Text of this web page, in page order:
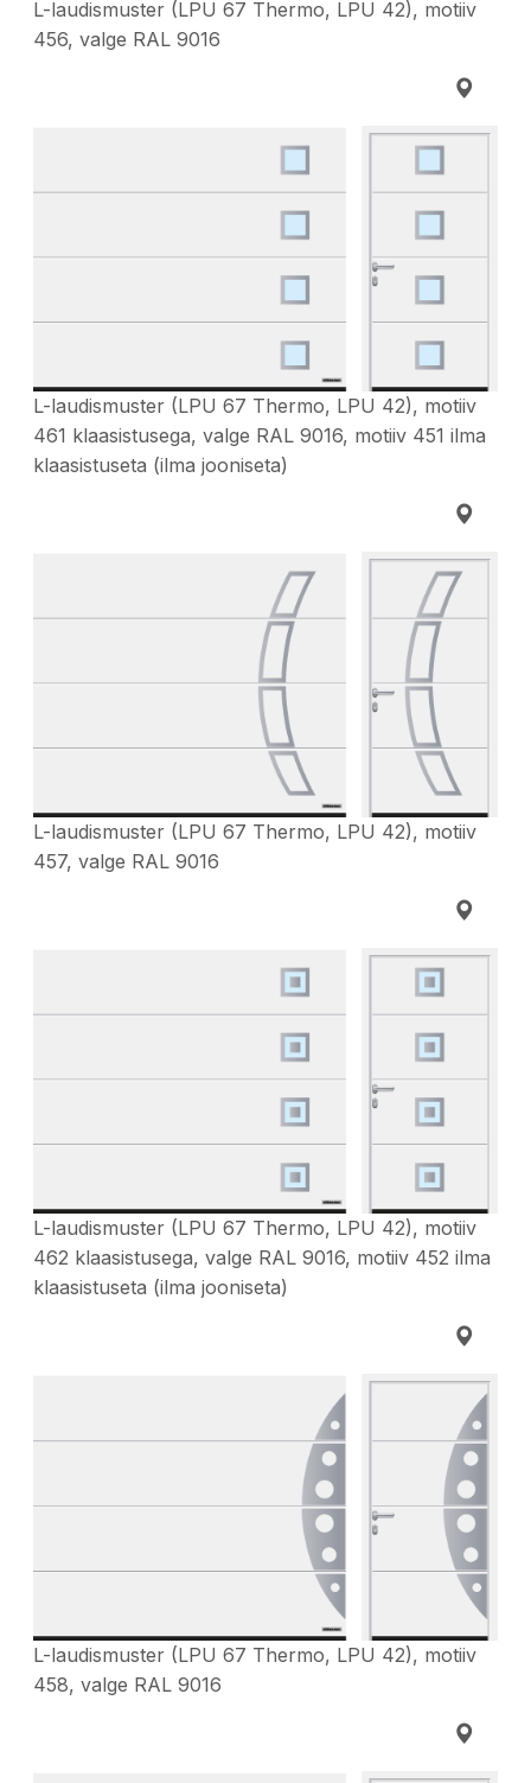
L-laudismuster (LPU 67 Thermo, LPU 42), motiiv
456, valge RAL 9016
L-laudismuster (LPU 67 Thermo, LPU 42), motiiv
461 klaasistusega, valge RAL 9016, motiiv 451 ilma
klaasistuseta (ilma jooniseta)
L-laudismuster (LPU 67 Thermo, LPU 42), motiiv
457, valge RAL 9016
L-laudismuster (LPU 67 Thermo, LPU 42), motiiv
462 klaasistusega, valge RAL 9016, motiiv 452 ilma
klaasistuseta (ilma jooniseta)
L-laudismuster (LPU 67 Thermo, LPU 42), motiiv
458, valge RAL 9016